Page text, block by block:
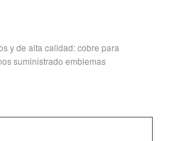
y de alta calidad: cobre para
suministrado emblemas